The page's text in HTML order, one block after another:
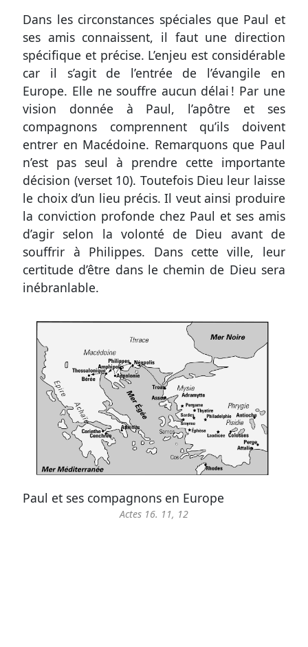
Dans les circonstances spéciales que Paul et
ses amis connaissent, il faut une direction
spécifique et précise. L’enjeu est considérable
car il s’agit de l’entrée de l’évangile en
Europe. Elle ne souffre aucun délai ! Par une
vision donnée à Paul, l’apôtre et ses
compagnons comprennent qu’ils doivent
entrer en Macédoine. Remarquons que Paul
n’est pas seul à prendre cette importante
décision (verset 10). Toutefois Dieu leur laisse
le choix d’un lieu précis. Il veut ainsi produire
la conviction profonde chez Paul et ses amis
d’agir selon la volonté de Dieu avant de
souffrir à Philippes. Dans cette ville, leur
certitude d’être dans le chemin de Dieu sera
inébranlable.
Paul et ses compagnons en Europe
Actes 16. 11, 12